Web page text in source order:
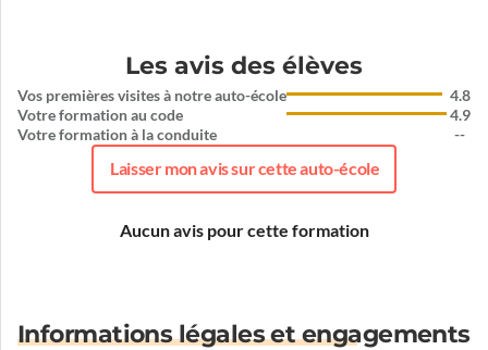
Les avis des élèves
Vos premières visites à notre auto-école
Votre formation au code
Votre formation à la conduite
4.8
4.9
--
Laisser mon avis sur cette auto-école
Aucun avis pour cette formation
Informations légales et engagements